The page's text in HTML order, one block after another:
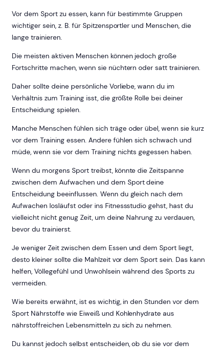
Vor dem Sport zu essen, kann für bestimmte Gruppen
wichtiger sein, z. B. für Spitzensportler und Menschen, die
lange trainieren.
Die meisten aktiven Menschen können jedoch große
Fortschritte machen, wenn sie nüchtern oder satt trainieren.
Daher sollte deine persönliche Vorliebe, wann du im
Verhältnis zum Training isst, die größte Rolle bei deiner
Entscheidung spielen.
Manche Menschen fühlen sich träge oder übel, wenn sie kurz
vor dem Training essen. Andere fühlen sich schwach und
müde, wenn sie vor dem Training nichts gegessen haben.
Wenn du morgens Sport treibst, könnte die Zeitspanne
zwischen dem Aufwachen und dem Sport deine
Entscheidung beeinflussen. Wenn du gleich nach dem
Aufwachen losläufst oder ins Fitnessstudio gehst, hast du
vielleicht nicht genug Zeit, um deine Nahrung zu verdauen,
bevor du trainierst.
Je weniger Zeit zwischen dem Essen und dem Sport liegt,
desto kleiner sollte die Mahlzeit vor dem Sport sein. Das kann
helfen, Völlegefühl und Unwohlsein während des Sports zu
vermeiden.
Wie bereits erwähnt, ist es wichtig, in den Stunden vor dem
Sport Nährstoffe wie Eiweiß und Kohlenhydrate aus
nährstoffreichen Lebensmitteln zu sich zu nehmen.
Du kannst jedoch selbst entscheiden, ob du sie vor dem